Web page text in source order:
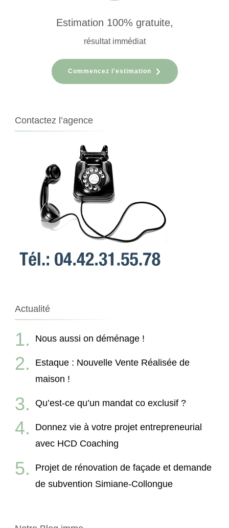
Estimation 100% gratuite,
résultat immédiat
Commencez l'estimation
Contactez l’agence
Actualité
Nous aussi on déménage !
Estaque : Nouvelle Vente Réalisée de
maison !
Qu’est-ce qu’un mandat co exclusif ?
Donnez vie à votre projet entrepreneurial
avec HCD Coaching
Projet de rénovation de façade et demande
de subvention Simiane-Collongue